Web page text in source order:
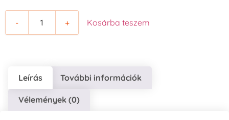
- + Kosárba teszem
Leírás További információk
Vélemények (0)